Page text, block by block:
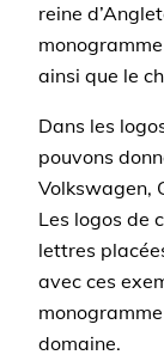
reine
ainsi que le
Dans les
pouvons
Volkswagen,
Les logos de
lettres
avec ces
domaine.